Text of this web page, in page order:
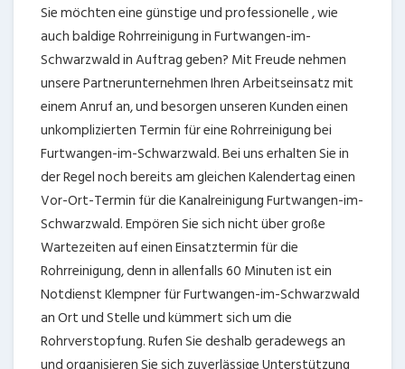
Sie möchten eine günstige und professionelle , wie
auch baldige Rohrreinigung in Furtwangen-im-
Schwarzwald in Auftrag geben? Mit Freude nehmen
unsere Partnerunternehmen Ihren Arbeitseinsatz mit
einem Anruf an, und besorgen unseren Kunden einen
unkomplizierten Termin für eine Rohrreinigung bei
Furtwangen-im-Schwarzwald. Bei uns erhalten Sie in
der Regel noch bereits am gleichen Kalendertag einen
Vor-Ort-Termin für die Kanalreinigung Furtwangen-im-
Schwarzwald. Empören Sie sich nicht über große
Wartezeiten auf einen Einsatztermin für die
Rohrreinigung, denn in allenfalls 60 Minuten ist ein
Notdienst Klempner für Furtwangen-im-Schwarzwald
an Ort und Stelle und kümmert sich um die
Rohrverstopfung. Rufen Sie deshalb geradewegs an